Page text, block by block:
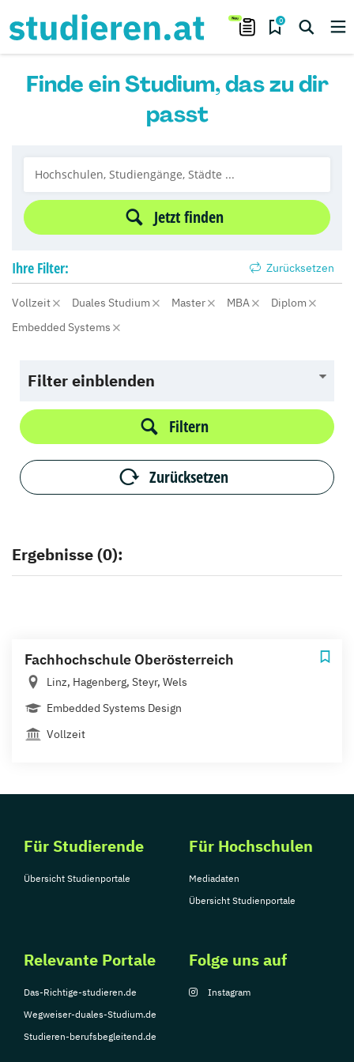
0
Finde ein Studium, das zu dir
passt
Jetzt finden
Ihre Filter: Zurücksetzen
Vollzeit Duales Studium Master MBA
Diplom
Embedded Systems
Filter einblenden
Filtern
Zurücksetzen
Ergebnisse (0):
Fachhochschule Oberösterreich
Linz, Hagenberg, Steyr, Wels
Embedded Systems Design
Vollzeit
Für Studierende
Übersicht Studienportale
Für Hochschulen
Mediadaten
Übersicht Studienportale
Relevante Portale
Das-Richtige-studieren.de
Wegweiser-duales-Studium.de
Studieren-berufsbegleitend.de
Folge uns auf
Instagram